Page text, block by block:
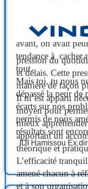
avant, on avait
tendance à cacher
tout.
Mais toi, tu nous
dépassé la peur de
écarts sur nos
permis de nous
résultats sont
IDI Hamissou Ex
pression du
et délais. Cette
manière de façon
Il m’est apparu
moyen pour
mieux
apportant un
théorique et
L’efficacité
amené chacun à
et à son